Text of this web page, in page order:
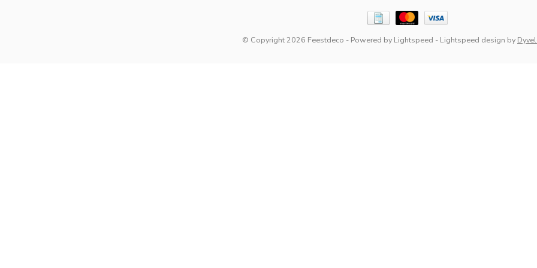
© Copyright 2026 Feestdeco - Powered by Lightspeed - Lightspeed design by